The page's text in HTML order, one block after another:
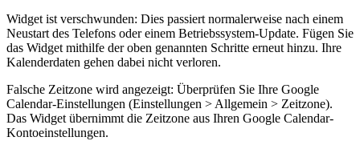
Widget ist verschwunden: Dies passiert normalerweise nach einem
Neustart des Telefons oder einem Betriebssystem-Update. Fügen Sie
das Widget mithilfe der oben genannten Schritte erneut hinzu. Ihre
Kalenderdaten gehen dabei nicht verloren.
Falsche Zeitzone wird angezeigt: Überprüfen Sie Ihre Google
Calendar-Einstellungen (Einstellungen > Allgemein > Zeitzone).
Das Widget übernimmt die Zeitzone aus Ihren Google Calendar-
Kontoeinstellungen.